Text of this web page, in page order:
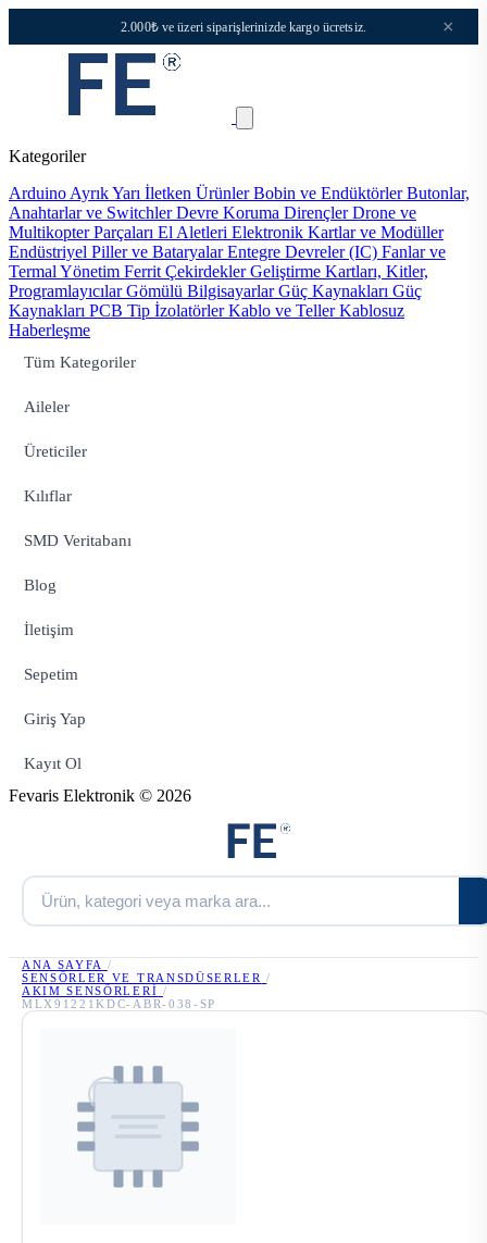
2.000₺ ve üzeri siparişlerinizde kargo ücretsiz. ×
Kategoriler
Arduino Ayrık Yarı İletken ÜrünlerBobin ve EndüktörlerButonlar,
Anahtarlar ve SwitchlerDevre Koruma DirençlerDrone ve
Multikopter Parçaları El Aletleri Elektronik Kartlar ve Modüller
Endüstriyel Piller ve BataryalarEntegre Devreler (IC) Fanlar ve
Termal Yönetim Ferrit ÇekirdeklerGeliştirme Kartları, Kitler,
ProgramlayıcılarGömülü BilgisayarlarGüç Kaynakları Güç
Kaynakları PCB Tip İzolatörlerKablo ve TellerKablosuz
Haberleşme
Tüm Kategoriler
Aileler
Üreticiler
Kılıflar
SMD Veritabanı
Blog
İletişim
Sepetim
Giriş Yap
Kayıt Ol
Fevaris Elektronik © 2026
ANA SAYFA /
SENSÖRLER VE TRANSDÜSERLER
/
AKIM SENSÖRLERI /
MLX91221KDC-ABR-038-SP